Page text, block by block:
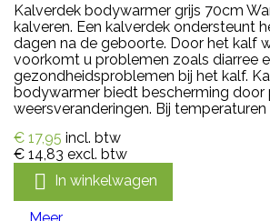
Kalverdek bodywarmer grijs 70cm
kalveren. Een kalverdek ondersteunt
dagen na de geboorte. Door het kalf
voorkomt u problemen zoals diarree
gezondheidsproblemen bij het kalf.
bodywarmer biedt bescherming door
weersveranderingen. Bij temperaturen
€ 17,95 incl. btw
€ 14,83 excl. btw
 In winkelwagen
Meer